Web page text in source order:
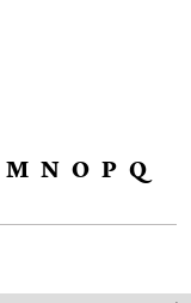
M N O P Q